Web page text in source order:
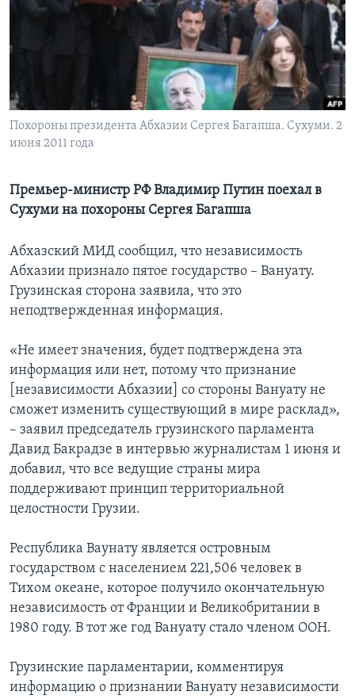
Языки
Похороны президента Абхазии Сергея Багапша. Сухуми. 2
июня 2011 года
Премьер-министр РФ Владимир Путин поехал в
Сухуми на похороны Сергея Багапша
Абхазский МИД сообщил, что независимость
Абхазии признало пятое государство – Вануату.
Грузинская сторона заявила, что это
неподтвержденная информация.
«Не имеет значения, будет подтверждена эта
информация или нет, потому что признание
[независимости Абхазии] со стороны Вануату не
сможет изменить существующий в мире расклад»,
– заявил председатель грузинского парламента
Давид Бакрадзе в интервью журналистам 1 июня и
добавил, что все ведущие страны мира
поддерживают принцип территориальной
целостности Грузии.
Республика Ваунату является островным
государством с населением 221,506 человек в
Тихом океане, которое получило окончательную
независимость от Франции и Великобритании в
1980 году. В тот же год Вануату стало членом ООН.
Грузинские парламентарии, комментируя
информацию о признании Вануату независимости